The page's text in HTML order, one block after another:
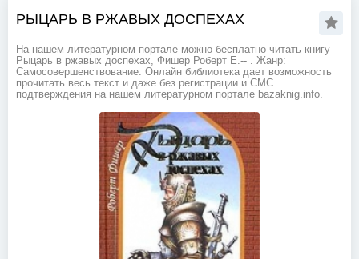
РЫЦАРЬ В РЖАВЫХ ДОСПЕХАХ
На нашем литературном портале можно бесплатно читать книгу
Рыцарь в ржавых доспехах, Фишер Роберт Е.-- . Жанр:
Самосовершенствование. Онлайн библиотека дает возможность
прочитать весь текст и даже без регистрации и СМС
подтверждения на нашем литературном портале bazaknig.info.